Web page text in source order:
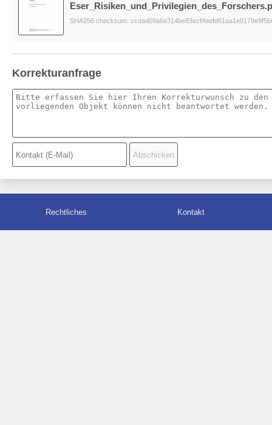
SHA256 checksum:
Korrekturanfrage
Rechtliches Kontakt